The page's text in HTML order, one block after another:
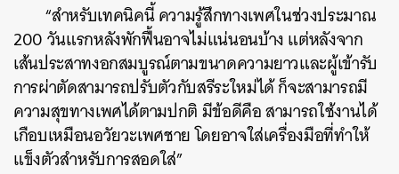
“สำหรับเทคนิคนี้ ความรู้สึกทางเพศในช่วงประมาณ
200 วันแรกหลังพักฟื้นอาจไม่แน่นอนบ้าง แต่หลังจาก
เส้นประสาทงอกสมบูรณ์ตามขนาดความยาวและผู้เข้ารับ
การผ่าตัดสามารถปรับตัวกับสรีระใหม่ได้ ก็จะสามารถมี
ความสุขทางเพศได้ตามปกติ มีข้อดีคือ สามารถใช้งานได้
เกือบเหมือนอวัยวะเพศชาย โดยอาจใส่เครื่องมือที่ทำให้
แข็งตัวสำหรับการสอดใส่”